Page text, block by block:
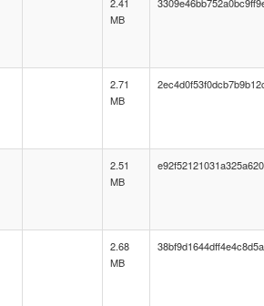
MB
2.71
MB
2.51
MB
2.68
MB